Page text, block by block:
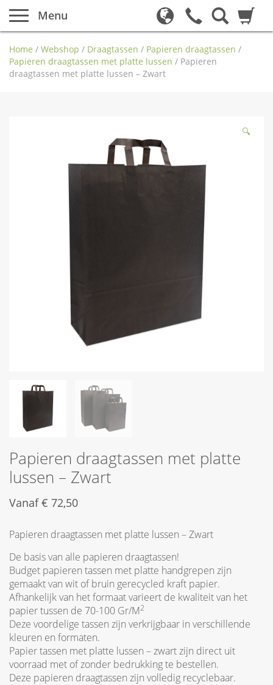
Menu
Home / Webshop / Draagtassen / Papieren draagtassen /
Papieren draagtassen met platte lussen / Papieren
draagtassen met platte lussen – Zwart
🔍
Papieren draagtassen met platte
lussen – Zwart
Vanaf€ 72,50
Papieren draagtassen met platte lussen – Zwart
De basis van alle papieren draagtassen!
Budget papieren tassen met platte handgrepen zijn
gemaakt van wit of bruin gerecycled kraft papier.
Afhankelijk van het formaat varieert de kwaliteit van het
papier tussen de 70-100 Gr/M2
Deze voordelige tassen zijn verkrijgbaar in verschillende
kleuren en formaten.
Papier tassen met platte lussen – zwart zijn direct uit
voorraad met of zonder bedrukking te bestellen.
Deze papieren draagtassen zijn volledig recyclebaar.